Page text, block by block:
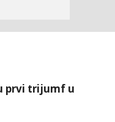
prvi trijumf u